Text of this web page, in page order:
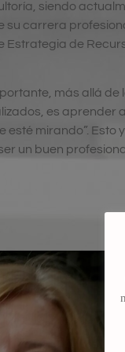
siendo
su carrera
Estrategia de
más allá de
es aprender
mirando”. Esto
un buen